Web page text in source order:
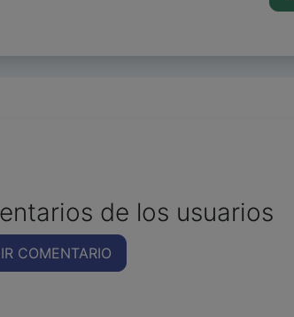
de los usuarios
COMENTARIO